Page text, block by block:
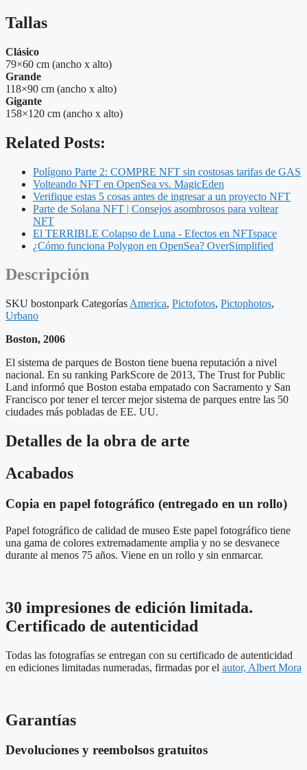
Tallas
Clásico
79×60 cm (ancho x alto)
Grande
118×90 cm (ancho x alto)
Gigante
158×120 cm (ancho x alto)
Related Posts:
Polígono Parte 2: COMPRE NFT sin costosas tarifas de GAS
Volteando NFT en OpenSea vs. MagicEden
Verifique estas 5 cosas antes de ingresar a un proyecto NFT
Parte de Solana NFT | Consejos asombrosos para voltear
NFT
El TERRIBLE Colapso de Luna - Efectos en NFTspace
¿Cómo funciona Polygon en OpenSea? OverSimplified
Descripción
SKU bostonpark Categorías America, Pictofotos, Pictophotos,
Urbano
Boston, 2006
El sistema de parques de Boston tiene buena reputación a nivel
nacional. En su ranking ParkScore de 2013, The Trust for Public
Land informó que Boston estaba empatado con Sacramento y San
Francisco por tener el tercer mejor sistema de parques entre las 50
ciudades más pobladas de EE. UU.
Detalles de la obra de arte
Acabados
Copia en papel fotográfico (entregado en un rollo)
Papel fotográfico de calidad de museo Este papel fotográfico tiene
una gama de colores extremadamente amplia y no se desvanece
durante al menos 75 años. Viene en un rollo y sin enmarcar.
30 impresiones de edición limitada.
Certificado de autenticidad
Todas las fotografías se entregan con su certificado de autenticidad
en ediciones limitadas numeradas, firmadas por el autor, Albert Mora
Garantías
Devoluciones y reembolsos gratuitos